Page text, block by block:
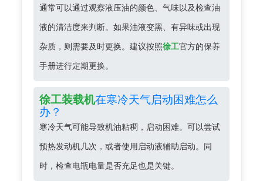
通常可以通过观察液压油的颜色、气味以及检查油
液的清洁度来判断。如果油液变黑、有异味或出现
杂质，则需要及时更换。建议按照徐工官方的保养
手册进行定期更换。
徐工装载机在寒冷天气启动困难怎么
办？
寒冷天气可能导致机油粘稠，启动困难。可以尝试
预热发动机几次，或者使用启动液辅助启动。同
时，检查电瓶电量是否充足也是关键。